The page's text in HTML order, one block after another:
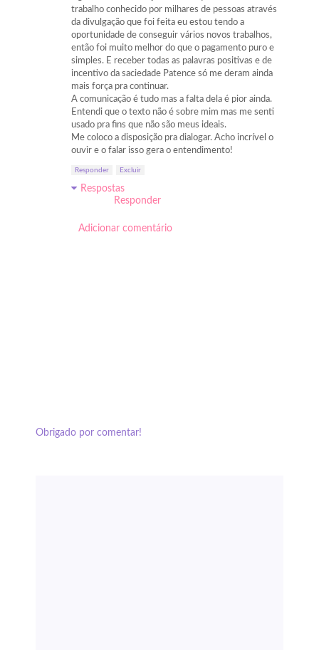
trabalho conhecido por milhares de pessoas através
da divulgação que foi feita eu estou tendo a
oportunidade de conseguir vários novos trabalhos,
então foi muito melhor do que o pagamento puro e
simples. E receber todas as palavras positivas e de
incentivo da saciedade Patence só me deram ainda
mais força pra continuar.
A comunicação é tudo mas a falta dela é pior ainda.
Entendi que o texto não é sobre mim mas me senti
usado pra fins que não são meus ideais.
Me coloco a disposição pra dialogar. Acho incrível o
ouvir e o falar isso gera o entendimento!
Responder Excluir
Respostas
Responder
Adicionar comentário
Obrigado por comentar!